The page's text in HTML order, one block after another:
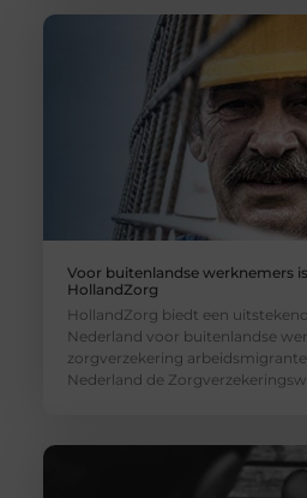
Voor buitenlandse werknemers
HollandZorg
HollandZorg biedt een
Nederland voor buitenlandse
zorgverzekering
Nederland de